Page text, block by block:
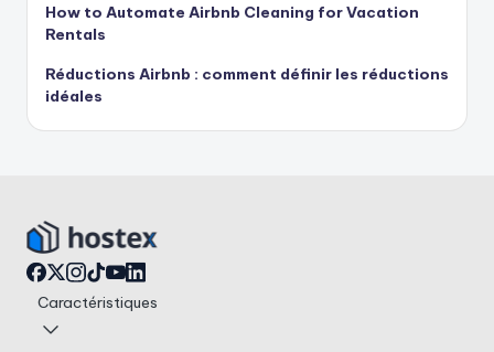
How to Automate Airbnb Cleaning for Vacation
Rentals
Réductions Airbnb : comment définir les réductions
idéales
Caractéristiques